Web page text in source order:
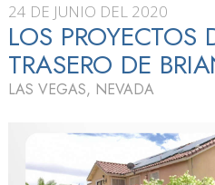
24 DE JUNIO DEL 2020
LOS PROYECTOS
TRASERO DE
LAS VEGAS, NEVADA